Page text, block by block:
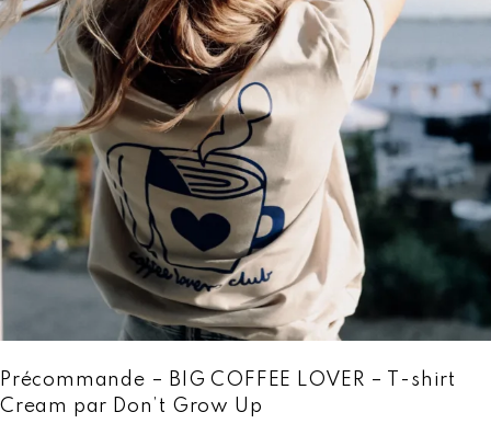
Précommande – BIG COFFEE LOVER – T-shirt
Cream par Don’t Grow Up